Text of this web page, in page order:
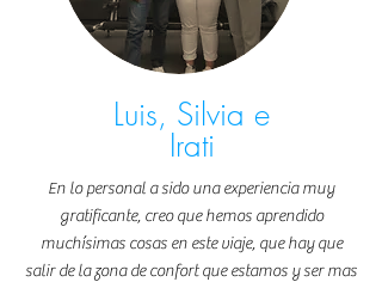
Luis, Silvia e
Irati
En lo personal a sido una experiencia muy
gratificante, creo que hemos aprendido
muchísimas cosas en este viaje, que hay que
salir de la zona de confort que estamos y ser mas